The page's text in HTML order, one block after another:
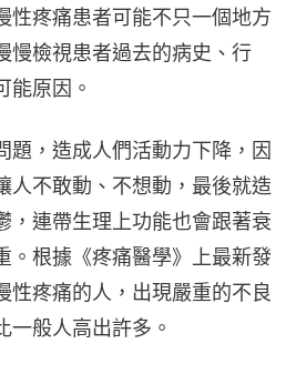
性疼痛患者可能不只一個地方
慢檢視患者過去的病史、行
能原因。
題，造成人們活動力下降，因
人不敢動、不想動，最後就造
，連帶生理上功能也會跟著衰
。根據《疼痛醫學》上最新發
性疼痛的人，出現嚴重的不良
一般人高出許多。